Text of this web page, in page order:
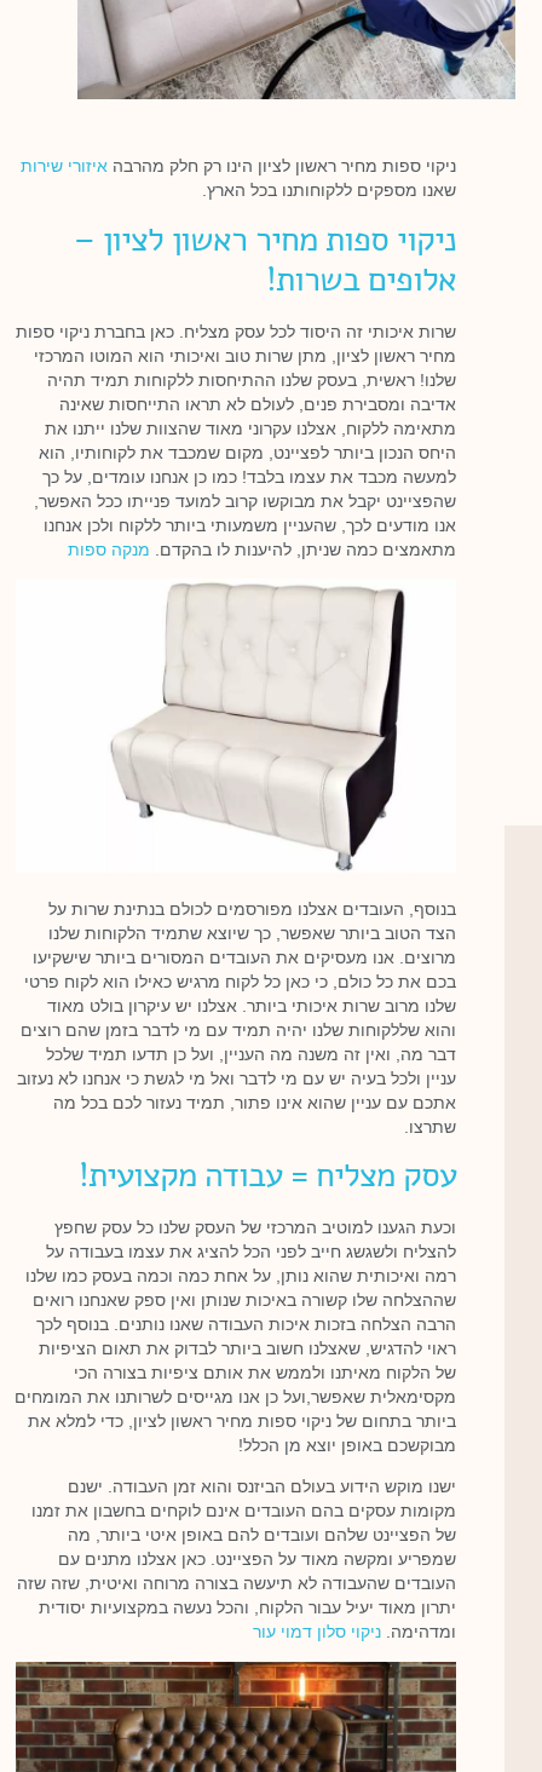
ניקוי ספות מחיר ראשון לציון הינו רק חלק מהרבה איזורי שירות
שאנו מספקים ללקוחותנו בכל הארץ.
ניקוי ספות מחיר ראשון לציון –
אלופים בשרות!
שרות איכותי זה היסוד לכל עסק מצליח. כאן בחברת ניקוי ספות
מחיר ראשון לציון, מתן שרות טוב ואיכותי הוא המוטו המרכזי
שלנו! ראשית, בעסק שלנו ההתיחסות ללקוחות תמיד תהיה
אדיבה ומסבירת פנים, לעולם לא תראו התייחסות שאינה
מתאימה ללקוח, אצלנו עקרוני מאוד שהצוות שלנו ייתנו את
היחס הנכון ביותר לפציינט, מקום שמכבד את לקוחותיו, הוא
למעשה מכבד את עצמו בלבד! כמו כן אנחנו עומדים, על כך
שהפציינט יקבל את מבוקשו קרוב למועד פנייתו ככל האפשר,
אנו מודעים לכך, שהעניין משמעותי ביותר ללקוח ולכן אנחנו
מתאמצים כמה שניתן, להיענות לו בהקדם. מנקה ספות
בנוסף, העובדים אצלנו מפורסמים לכולם בנתינת שרות על
הצד הטוב ביותר שאפשר, כך שיוצא שתמיד הלקוחות שלנו
מרוצים. אנו מעסיקים את העובדים המסורים ביותר שישקיעו
בכם את כל כולם, כי כאן כל לקוח מרגיש כאילו הוא לקוח פרטי
שלנו מרוב שרות איכותי ביותר. אצלנו יש עיקרון בולט מאוד
והוא שללקוחות שלנו יהיה תמיד עם מי לדבר בזמן שהם רוצים
דבר מה, ואין זה משנה מה העניין, ועל כן תדעו תמיד שלכל
עניין ולכל בעיה יש עם מי לדבר ואל מי לגשת כי אנחנו לא נעזוב
אתכם עם עניין שהוא אינו פתור, תמיד נעזור לכם בכל מה
שתרצו.
עסק מצליח = עבודה מקצועית!
וכעת הגענו למוטיב המרכזי של העסק שלנו כל עסק שחפץ
להצליח ולשגשג חייב לפני הכל להציג את עצמו בעבודה על
רמה ואיכותית שהוא נותן, על אחת כמה וכמה בעסק כמו שלנו
שההצלחה שלו קשורה באיכות שנותן ואין ספק שאנחנו רואים
הרבה הצלחה בזכות איכות העבודה שאנו נותנים. בנוסף לכך
ראוי להדגיש, שאצלנו חשוב ביותר לבדוק את תאום הציפיות
של הלקוח מאיתנו ולממש את אותם ציפיות בצורה הכי
מקסימאלית שאפשר,ועל כן אנו מגייסים לשרותנו את המומחים
ביותר בתחום של ניקוי ספות מחיר ראשון לציון, כדי למלא את
מבוקשכם באופן יוצא מן הכלל!
ישנו מוקש הידוע בעולם הביזנס והוא זמן העבודה. ישנם
מקומות עסקים בהם העובדים אינם לוקחים בחשבון את זמנו
של הפציינט שלהם ועובדים להם באופן איטי ביותר, מה
שמפריע ומקשה מאוד על הפציינט. כאן אצלנו מתנים עם
העובדים שהעבודה לא תיעשה בצורה מרוחה ואיטית, שזה שזה
יתרון מאוד יעיל עבור הלקוח, והכל נעשה במקצועיות יסודית
ומדהימה. ניקוי סלון דמוי עור